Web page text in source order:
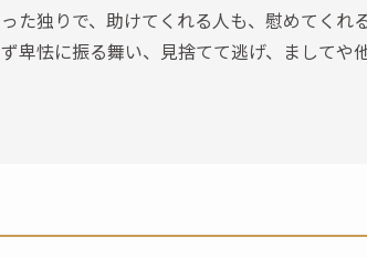
た独りで、助けてくれる人も、慰めてくれ
卑怯に振る舞い、見捨てて逃げ、ましてや